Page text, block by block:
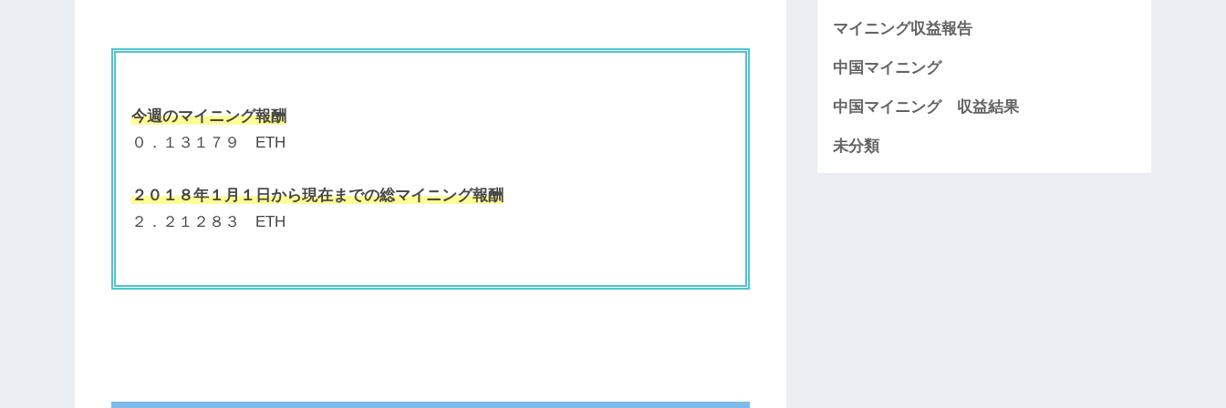
今週のマイニング報酬
０．１３１７９ ETH
２０１８年１月１日から現在までの総マイニング報酬
２．２１２８３ ETH
マイニング収益報告
中国マイニング
中国マイニング 収益結果
未分類